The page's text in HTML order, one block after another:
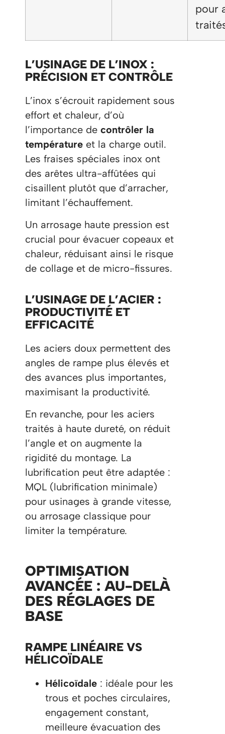
pour
L’USINAGE DE L’INOX :
PRÉCISION ET CONTRÔLE
L’inox s’écrouit rapidement sous
effort et chaleur, d’où
l’importance de contrôler la
température et la charge outil.
Les fraises spéciales inox ont
des arêtes ultra-affûtées qui
cisaillent plutôt que d’arracher,
limitant l’échauffement.
Un arrosage haute pression est
crucial pour évacuer copeaux et
chaleur, réduisant ainsi le risque
de collage et de micro-fissures.
L’USINAGE DE L’ACIER :
PRODUCTIVITÉ ET
EFFICACITÉ
Les aciers doux permettent des
angles de rampe plus élevés et
des avances plus importantes,
maximisant la productivité.
En revanche, pour les aciers
traités à haute dureté, on réduit
l’angle et on augmente la
rigidité du montage. La
lubrification peut être adaptée :
MQL (lubrification minimale)
pour usinages à grande vitesse,
ou arrosage classique pour
limiter la température.
OPTIMISATION
AVANCÉE : AU-DELÀ
DES RÉGLAGES DE
BASE
RAMPE LINÉAIRE VS
HÉLICOÏDALE
Hélicoïdale : idéale pour les
trous et poches circulaires,
engagement constant,
meilleure évacuation des